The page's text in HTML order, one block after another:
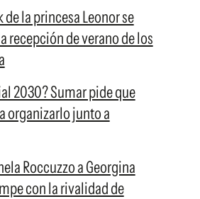
la princesa Leonor se
recepción de verano de los
2030? Sumar pide que
organizarlo junto a
Roccuzzo a Georgina
con la rivalidad de